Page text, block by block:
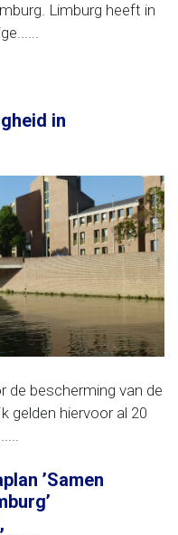
Limburg heeft in
in
de bescherming van de
gelden hiervoor al 20
’Samen